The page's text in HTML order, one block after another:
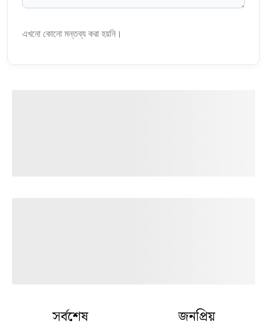
এখনো কোনো মন্তব্য করা হয়নি।
সর্বশেষ জনপ্রিয়